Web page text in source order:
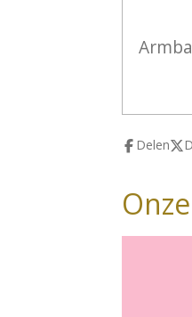
Delen